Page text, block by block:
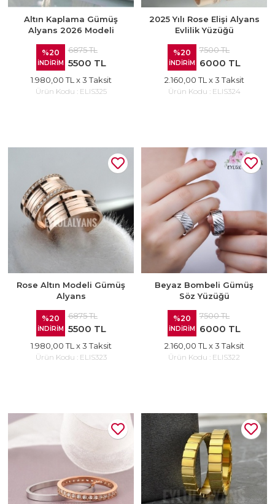
Altın Kaplama Gümüş
Alyans 2026 Modeli
%20
İNDİRİM
6875 TL
5500 TL
1.980,00 TL x 3 Taksit
Ürün Kodu : ELIS325
2025 Yılı Rose Elişi Alyans
Evlilik Yüzüğü
%20
İNDİRİM
7500 TL
6000 TL
2.160,00 TL x 3 Taksit
Ürün Kodu : ELIS324
Rose Altın Modeli Gümüş
Alyans
%20
İNDİRİM
6875 TL
5500 TL
1.980,00 TL x 3 Taksit
Ürün Kodu : ELIS323
Beyaz Bombeli Gümüş
Söz Yüzüğü
%20
İNDİRİM
7500 TL
6000 TL
2.160,00 TL x 3 Taksit
Ürün Kodu : ELIS322